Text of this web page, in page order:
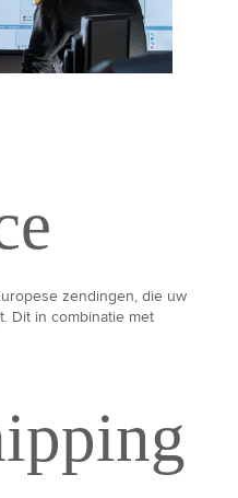
zendingen, die uw
Dit in combinatie met